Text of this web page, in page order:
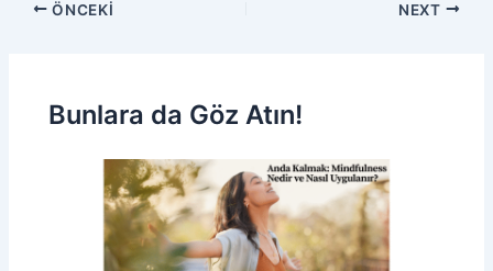
ÖNCEKI NEXT
Bunlara da Göz Atın!